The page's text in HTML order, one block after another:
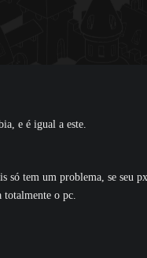
e é igual a este.
só tem um problema, se seu
totalmente o pc.